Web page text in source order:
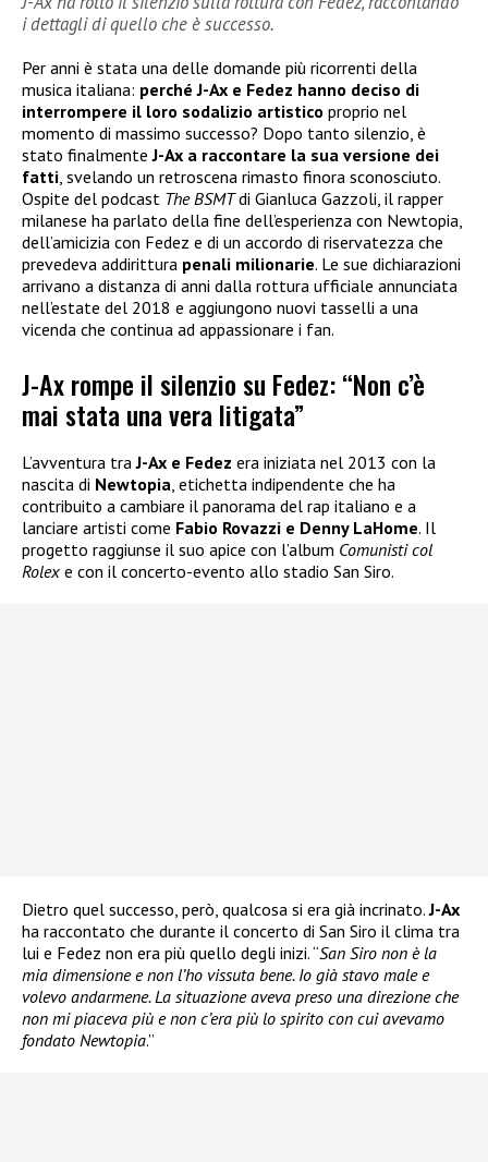
i dettagli di quello che è successo.
Per anni è stata una delle domande più ricorrenti della
musica italiana: perché J-Ax e Fedez hanno deciso di
interrompere il loro sodalizio artistico proprio nel
momento di massimo successo? Dopo tanto silenzio, è
stato finalmenteJ-Ax a raccontare la sua versione dei
fatti, svelando un retroscena rimasto finora sconosciuto.
Ospite del podcast The BSMTdi Gianluca Gazzoli, il rapper
milanese ha parlato della fine dell’esperienza con Newtopia,
dell’amicizia con Fedez e di un accordo di riservatezza che
prevedeva addirittura penali milionarie. Le sue dichiarazioni
arrivano a distanza di anni dalla rottura ufficiale annunciata
nell’estate del 2018 e aggiungono nuovi tasselli a una
vicenda che continua ad appassionare i fan.
J-Ax rompe il silenzio su Fedez: “Non c’è
mai stata una vera litigata”
L’avventura traJ-Ax e Fedez era iniziata nel 2013 con la
nascita di Newtopia, etichetta indipendente che ha
contribuito a cambiare il panorama del rap italiano e a
lanciare artisti come Fabio Rovazzi e Denny LaHome. Il
progetto raggiunse il suo apice con l’album Comunisti col
Rolex e con il concerto-evento allo stadio San Siro.
Dietro quel successo, però, qualcosa si era già incrinato.J-Ax
ha raccontato che durante il concerto di San Siro il clima tra
lui e Fedez non era più quello degli inizi. “San Siro non è la
mia dimensione e non l’ho vissuta bene. Io già stavo male e
volevo andarmene. La situazione aveva preso una direzione che
non mi piaceva più e non c’era più lo spirito con cui avevamo
fondato Newtopia.”